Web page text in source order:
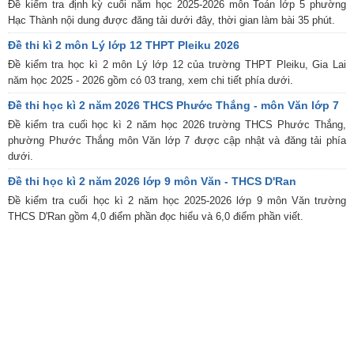
Đề kiểm tra định kỳ cuối năm học 2025-2026 môn Toán lớp 5 phường
Hạc Thành nội dung được đăng tải dưới đây, thời gian làm bài 35 phút.
Đề thi kì 2 môn Lý lớp 12 THPT Pleiku 2026
Đề kiểm tra học kì 2 môn Lý lớp 12 của trường THPT Pleiku, Gia Lai
năm học 2025 - 2026 gồm có 03 trang, xem chi tiết phía dưới.
Đề thi học kì 2 năm 2026 THCS Phước Thắng - môn Văn lớp 7
Đề kiểm tra cuối học kì 2 năm học 2026 trường THCS Phước Thắng,
phường Phước Thắng môn Văn lớp 7 được cập nhật và đăng tải phía
dưới.
Đề thi học kì 2 năm 2026 lớp 9 môn Văn - THCS D'Ran
Đề kiểm tra cuối học kì 2 năm học 2025-2026 lớp 9 môn Văn trường
THCS D'Ran gồm 4,0 điểm phần đọc hiểu và 6,0 điểm phần viết.